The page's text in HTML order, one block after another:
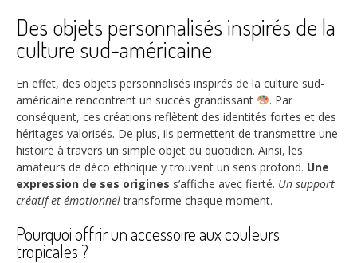
Des objets personnalisés inspirés de la
culture sud-américaine
En effet, des objets personnalisés inspirés de la culture sud-
américaine rencontrent un succès grandissant
. Par
conséquent, ces créations reflètent des identités fortes et des
héritages valorisés. De plus, ils permettent de transmettre une
histoire à travers un simple objet du quotidien. Ainsi, les
amateurs de déco ethnique y trouvent un sens profond. Une
expression de ses origines s’affiche avec fierté. Un support
créatif et émotionneltransforme chaque moment.
Pourquoi offrir un accessoire aux couleurs
tropicales ?